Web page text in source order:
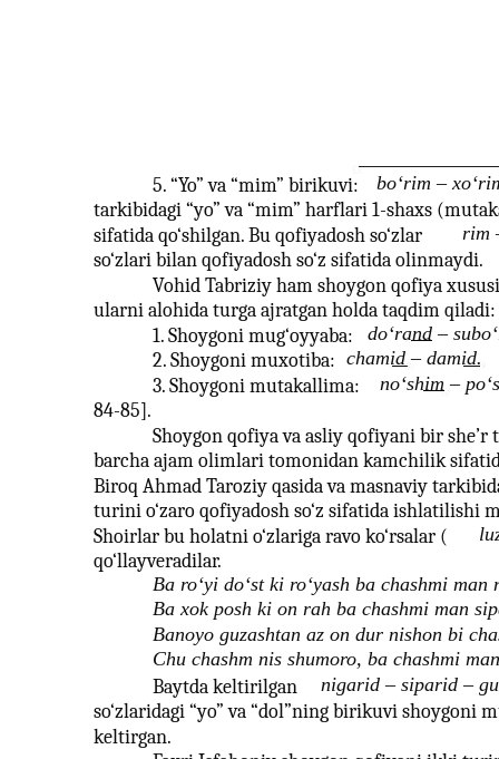
5. “Yo” va “mim” birikuvi: bo‘rim –
tarkibidagi “yo” va “mim” harflari 1-shaxs
sifatida qo‘shilgan. Bu qofiyadosh so‘zlar
rim
so‘zlari bilan qofiyadosh so‘z sifatida olinmaydi.
Vohid Tabriziy ham shoygon qofiya
ularni alohida turga ajratgan holda taqdim qiladi:
1. Shoygoni mug‘oyyaba:
do‘rand –
2. Shoygoni muxotiba: chamid – damid.
3. Shoygoni mutakallima: no‘shim –
84-85].
Shoygon qofiya va asliy qofiyani bir she’r
barcha ajam olimlari tomonidan kamchilik
Biroq Ahmad Taroziy qasida va masnaviy
turini o‘zaro qofiyadosh so‘z sifatida ishlatilishi
Shoirlar bu holatni o‘zlariga ravo ko‘rsalar (
qo‘llayveradilar.
Ba ro‘yi do‘st ki ro‘yash ba chashmi man
Ba xok posh ki on rah ba chashmi man
Banoyo guzashtan az on dur nishon bi
Chu chashm nis shumoro, ba chashmi
Baytda keltirilgan nigarid – siparid –
so‘zlaridagi “yo” va “dol”ning birikuvi shoygoni
keltirgan.